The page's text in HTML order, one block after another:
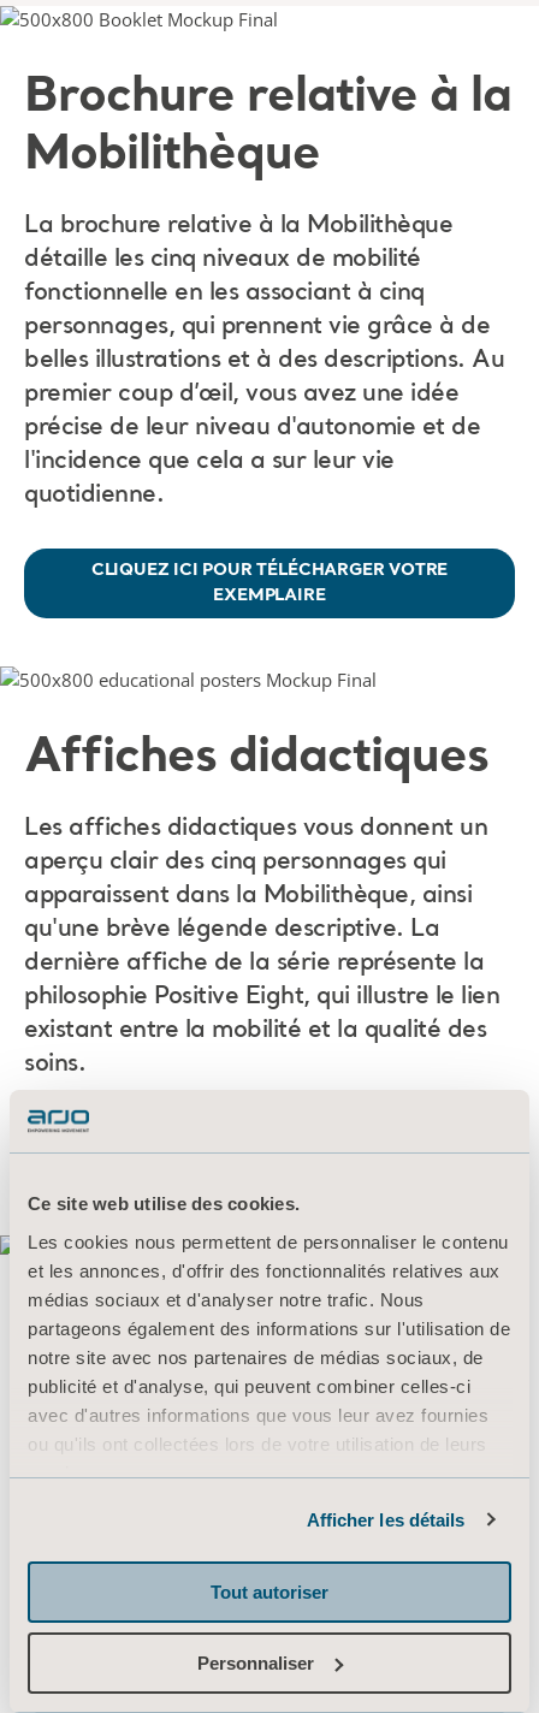
Ce site web utilise des cookies.
Les cookies nous permettent de personnaliser le contenu
et les annonces, d'offrir des fonctionnalités relatives aux
médias sociaux et d'analyser notre trafic. Nous
partageons également des informations sur l'utilisation de
notre site avec nos partenaires de médias sociaux, de
publicité et d'analyse, qui peuvent combiner celles-ci
avec d'autres informations que vous leur avez fournies
ou qu'ils ont collectées lors de votre utilisation de leurs
services.
Afficher les détails
Tout autoriser
Personnaliser
Brochure relative à la
Mobilithèque
La brochure relative à la Mobilithèque
détaille les cinq niveaux de mobilité
fonctionnelle en les associant à cinq
personnages, qui prennent vie grâce à de
belles illustrations et à des descriptions. Au
premier coup d’œil, vous avez une idée
précise de leur niveau d'autonomie et de
l'incidence que cela a sur leur vie
quotidienne.
CLIQUEZ ICI POUR TÉLÉCHARGER VOTRE
EXEMPLAIRE
Affiches didactiques
Les affiches didactiques vous donnent un
aperçu clair des cinq personnages qui
apparaissent dans la Mobilithèque, ainsi
qu'une brève légende descriptive. La
dernière affiche de la série représente la
philosophie Positive Eight, qui illustre le lien
existant entre la mobilité et la qualité des
soins.
Affiches relatives à la
Mobilithèque
Les affiches de la Mobilithèque illustrent
leurs niveaux de mobilité respectifs et les
soins dont ils ont besoin. Une cinquième
affiche représente la philosophie Positive 8,
et illustre clairement le lien existant entre la
mobilité et la qualité des soins